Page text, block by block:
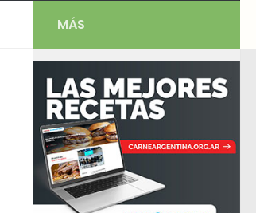
MÁS